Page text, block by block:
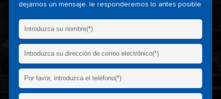
dejarnos un mensaje. le responderemos lo antes posible